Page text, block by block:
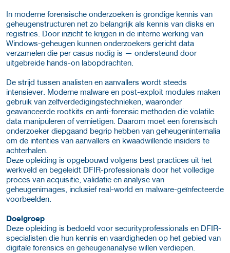
In moderne forensische onderzoeken is grondige kennis van
geheugenstructuren net zo belangrijk als kennis van disks en
registries. Door inzicht te krijgen in de interne werking van
Windows-geheugen kunnen onderzoekers gericht data
verzamelen die per casus nodig is — ondersteund door
uitgebreide hands-on labopdrachten.
De strijd tussen analisten en aanvallers wordt steeds
intensiever. Moderne malware en post-exploit modules maken
gebruik van zelfverdedigingstechnieken, waaronder
geavanceerde rootkits en anti-forensic methoden die volatile
data manipuleren of vernietigen. Daarom moet een forensisch
onderzoeker diepgaand begrip hebben van geheugen­internalia
om de intenties van aanvallers en kwaadwillende insiders te
achterhalen.
Deze opleiding is opgebouwd volgens best practices uit het
werkveld en begeleidt DFIR-professionals door het volledige
proces van acquisitie, validatie en analyse van
geheugenimages, inclusief real-world en malware-geïnfecteerde
voorbeelden.
Doelgroep
Deze opleiding is bedoeld voor securityprofessionals en DFIR-
specialisten die hun kennis en vaardigheden op het gebied van
digitale forensics en geheugenanalyse willen verdiepen.